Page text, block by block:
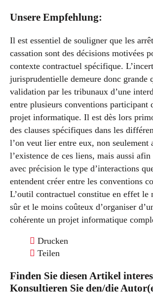
Unsere Empfehlung:
Il est essentiel de souligner que les
cassation sont des décisions motivées
contexte contractuel spécifique.
jurisprudentielle demeure donc grande
validation par les tribunaux d’une
entre plusieurs conventions participant
projet informatique. Il est dès lors
des clauses spécifiques dans les
l’on veut lier entre eux, non seulement
l’existence de ces liens, mais aussi
avec précision le type d’interactions
entendent créer entre les conventions
L’outil contractuel constitue en effet le
sûr et le moins coûteux d’organiser
cohérente un projet informatique
Drucken
Teilen
Finden Sie diesen Artikel
Konsultieren Sie den/die